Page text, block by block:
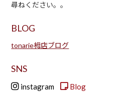
尋ねください。。
BLOG
tonarie栂店ブログ
SNS
instagram Blog